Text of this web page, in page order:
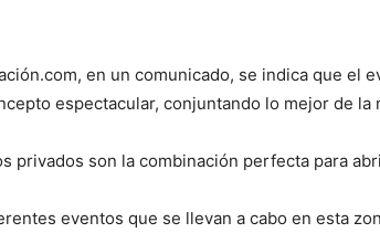
en un comunicado, se indica que el
espectacular, conjuntando lo mejor de la
privados son la combinación perfecta para
eventos que se llevan a cabo en esta